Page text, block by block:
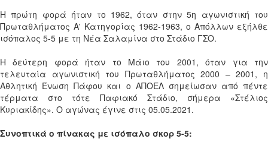
Η πρώτη φορά ήταν το 1962, όταν στην 5η αγωνιστική του
Πρωταθλήματος Α' Κατηγορίας 1962-1963, ο Απόλλων εξήλθε
ισόπαλος 5-5 με τη Νέα Σαλαμίνα στο Στάδιο ΓΣΟ.
Η δεύτερη φορά ήταν το Μάιο του 2001, όταν για την
τελευταία αγωνιστική του Πρωταθλήματος 2000 – 2001, η
Αθλητική Ένωση Πάφου και ο ΑΠΟΕΛ σημείωσαν από πέντε
τέρματα στο τότε Παφιακό Στάδιο, σήμερα «Στέλιος
Κυριακίδης». Ο αγώνας έγινε στις 05.05.2021.
Συνοπτικά ο πίνακας με ισόπαλο σκορ 5-5: